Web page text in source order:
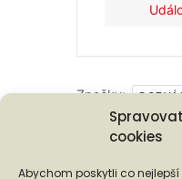
cookies
Abychom poskytli co
Značky:
Podporují nás...